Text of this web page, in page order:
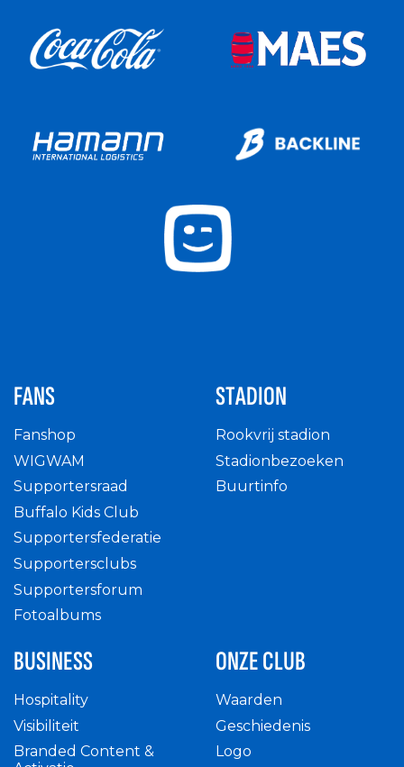
FANS
Fanshop
WIGWAM
Supportersraad
Buffalo Kids Club
Supportersfederatie
Supportersclubs
Supportersforum
Fotoalbums
STADION
Rookvrij stadion
Stadionbezoeken
Buurtinfo
BUSINESS
Hospitality
Visibiliteit
Branded Content &
ONZE CLUB
Waarden
Geschiedenis
Logo